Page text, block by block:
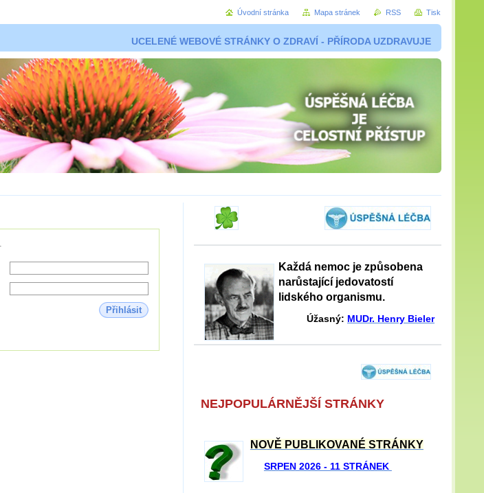
UCELENÉ WEBOVÉ STRÁNKY O ZDRAVÍ - PŘÍRODA UZDRAVUJE
Přihlásit
Každá nemoc je způsobena
narůstající jedovatostí
lidského organismu.
Úžasný: MUDr. Henry Bieler
NEJPOPULÁRNĚJŠÍ STRÁNKY
NOVĚ PUBLIKOVANÉ STRÁNKY
SRPEN 2026 - 11 STRÁNEK
Úvodní stránka Mapa stránek RSS Tisk